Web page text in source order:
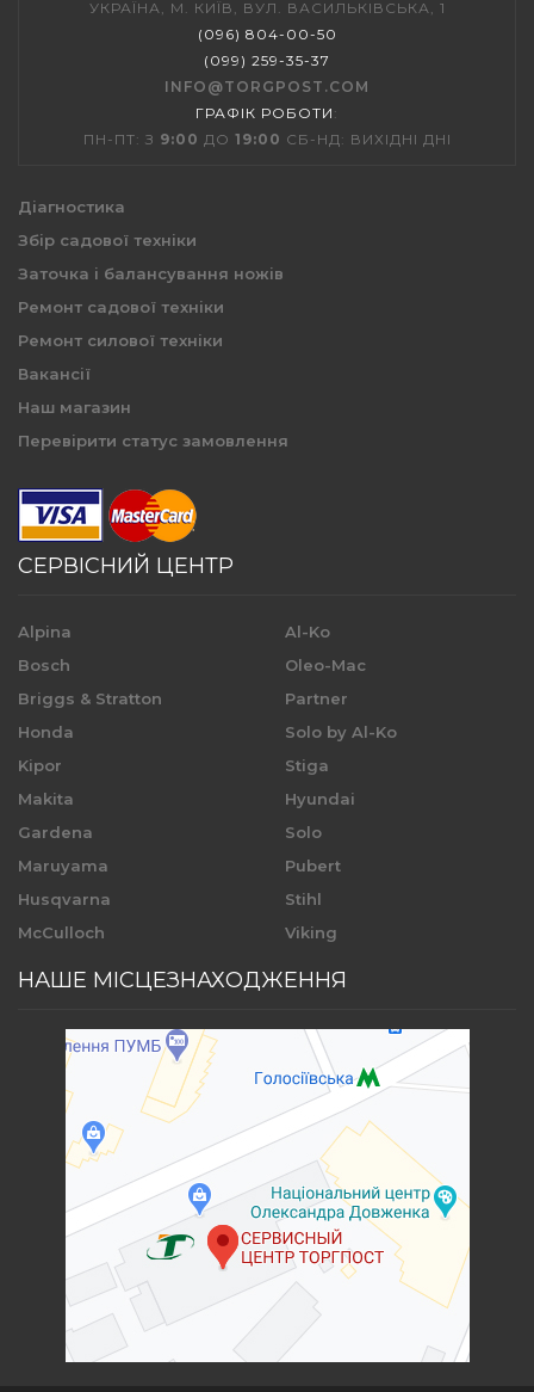
УКРАЇНА, М. КИЇВ, ВУЛ. ВАСИЛЬКІВСЬКА, 1
(096) 804-00-50
(099) 259-35-37
INFO@TORGPOST.COM
ГРАФІК РОБОТИ :
ПН-ПТ: З 9:00 ДО 19:00 СБ-НД: ВИХІДНІ ДНІ
Діагностика
Збір садової техніки
Заточка і балансування ножів
Ремонт садової техніки
Ремонт силової техніки
Вакансії
Наш магазин
Перевірити статус замовлення
СЕРВІСНИЙ ЦЕНТР
Alpina
Bosch
Briggs & Stratton
Honda
Kipor
Makita
Gardena
Maruyama
Husqvarna
McCulloch
Al-Ko
Oleo-Mac
Partner
Solo by Al-Ko
Stiga
Hyundai
Solo
Pubert
Stihl
Viking
НАШЕ МІСЦЕЗНАХОДЖЕННЯ